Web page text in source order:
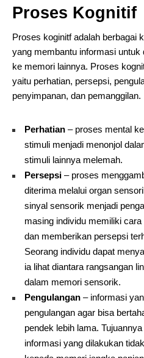
Proses Kognitif
Proses koginitf adalah berbagai
yang membantu informasi
ke memori lainnya. Proses
yaitu perhatian, persepsi,
penyimpanan, dan pemanggilan.
Perhatian – proses mental
stimuli menjadi menonjol
stimuli lainnya melemah.
Persepsi – proses
diterima melalui organ
sinyal sensorik menjadi
masing individu memiliki
dan memberikan persepsi
Seorang individu dapat
ia lihat diantara rangsangan
dalam memori sensorik.
Pengulangan – informasi
pengulangan agar bisa
pendek lebih lama.
informasi yang dilakukan